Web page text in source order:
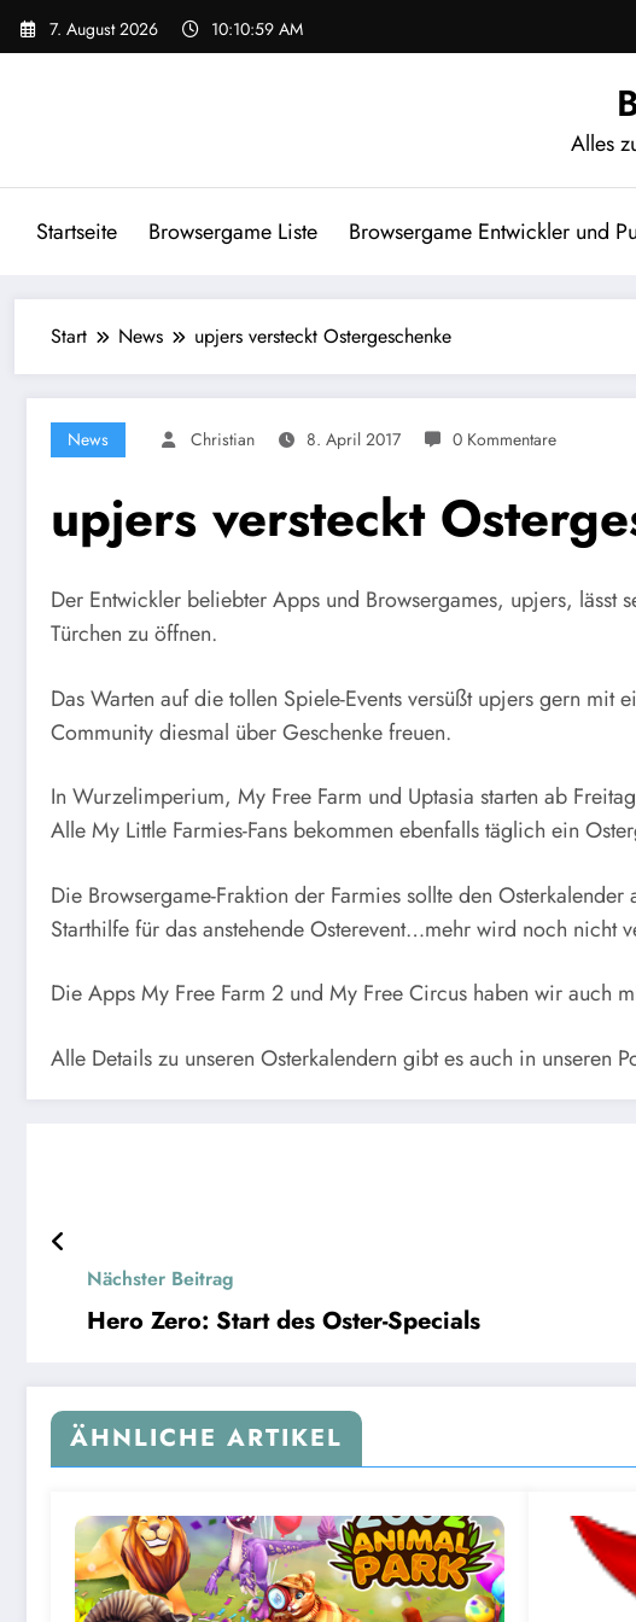
Zum
Inhalt
7. August 2026 10:10:59 AM
Alles
Startseite Browsergame Liste Browsergame Entwickler und
Start News upjers versteckt Ostergeschenke
News Christian 8. April 2017 0 Kommentare
upjers versteckt
Der Entwickler beliebter Apps und Browsergames, upjers,
Türchen zu öffnen.
Das Warten auf die tollen Spiele-Events versüßt upjers gern
Community diesmal über Geschenke freuen.
In Wurzelimperium, My Free Farm und Uptasia starten ab
Alle My Little Farmies-Fans bekommen ebenfalls täglich ein
Die Browsergame-Fraktion der Farmies sollte den
Starthilfe für das anstehende Osterevent…mehr wird noch nicht
Die Apps My Free Farm 2 und My Free Circus haben wir auch
Alle Details zu unseren Osterkalendern gibt es auch in unseren
Nächster Beitrag
Hero Zero: Start des Oster-Specials
ÄHNLICHE ARTIKEL